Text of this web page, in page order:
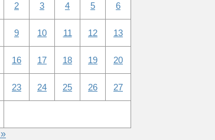
2 3 4 5 6
9 10 11 12 13
16 17 18 19 20
23 24 25 26 27